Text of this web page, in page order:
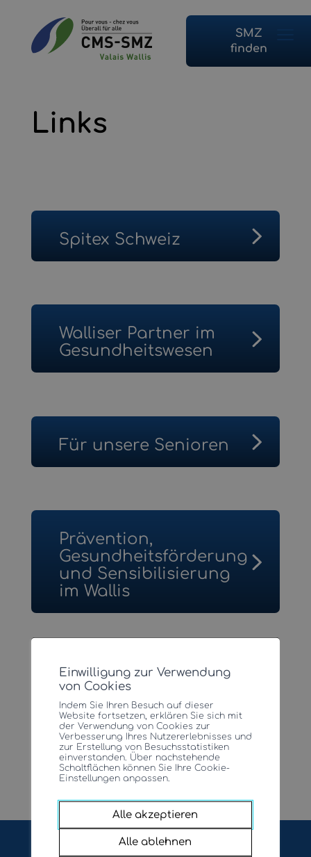
SMZ
finden
Links
Spitex Schweiz
Home – Spitex Instrumente
Walliser Partner im
Gesundheitswesen
Soziales und Kultur
Dienststelle für
Observatorium
Verein der Walliser Alters- und
ZIS – Prävention und Kontrolle
von Infektionen
Alzheimer Wallis
SOMEKO – sozial-
gesundheitliche
Koordinationsstelle
Für unsere Senioren
Plattform 60+
Prävention,
Gesundheitsförderung
und Sensibilisierung
im Wallis
Schulgesundheit Wallis
Sucht Wallis
Krebsliga Wallis
Häusliche Gewalt
Sozialpartner Wallis
Dienststelle für Sozialwesen
Stiftung EMERA
Caritas Wallis
Einwilligung zur Verwendung
von Cookies
Indem Sie Ihren Besuch auf dieser
Website fortsetzen, erklären Sie sich mit
der Verwendung von Cookies zur
Verbesserung Ihres Nutzererlebnisses und
zur Erstellung von Besuchsstatistiken
einverstanden. Über nachstehende
Schaltflächen können Sie Ihre Cookie-
Einstellungen anpassen.
Alle akzeptieren
Alle ablehnen